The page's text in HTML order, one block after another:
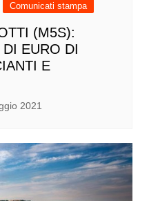
Comunicati stampa
(M5S):
EURO DI
E
2021